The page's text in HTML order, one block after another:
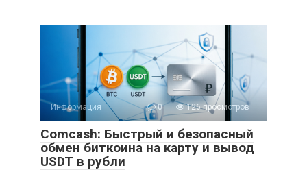
Информация 0 126 просмотров
Comcash: Быстрый и безопасный
обмен биткоина на карту и вывод
USDT в рубли